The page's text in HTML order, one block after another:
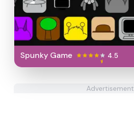
Spunky Game 4.5
Advertisement